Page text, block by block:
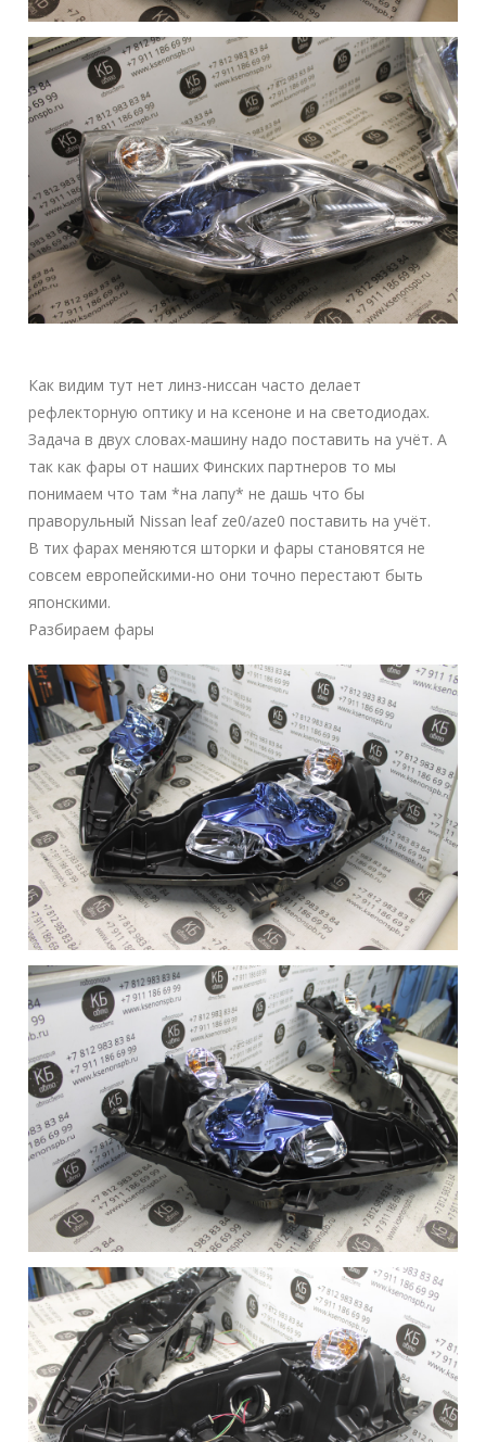
Как видим тут нет линз-ниссан часто делает
рефлекторную оптику и на ксеноне и на светодиодах.
Задача в двух словах-машину надо поставить на учёт. А
так как фары от наших Финских партнеров то мы
понимаем что там *на лапу* не дашь что бы
праворульный Nissan leaf ze0/aze0 поставить на учёт.
В тих фарах меняются шторки и фары становятся не
совсем европейскими-но они точно перестают быть
японскими.
Разбираем фары